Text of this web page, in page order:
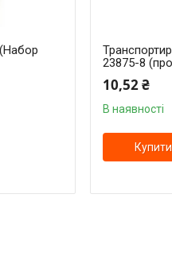
23875-8
10,52 ₴
В наявності
Купити